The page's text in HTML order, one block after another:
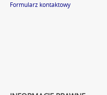
Formularz kontaktowy